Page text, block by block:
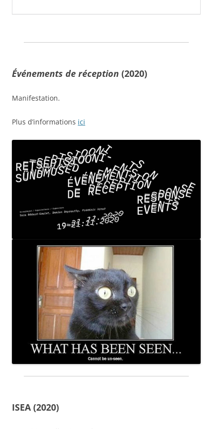
Événements de réception (2020)
Manifestation.
Plus d’informations ici
ISEA (2020)